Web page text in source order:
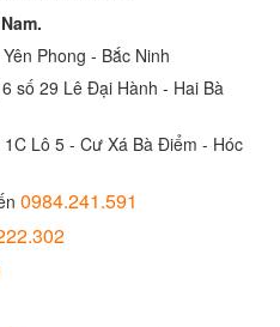
Phong - Bắc Ninh
số 29 Lê Đại Hành - Hai Bà
1C Lô 5 - Cư Xá Bà Điểm - Hóc
0984.241.591